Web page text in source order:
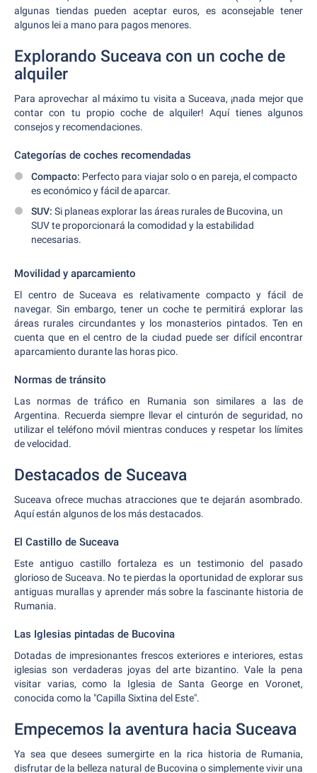
algunas tiendas pueden aceptar euros, es aconsejable tener
algunos lei a mano para pagos menores.
Explorando Suceava con un coche de
alquiler
Para aprovechar al máximo tu visita a Suceava, ¡nada mejor que
contar con tu propio coche de alquiler! Aquí tienes algunos
consejos y recomendaciones.
Categorías de coches recomendadas
Compacto: Perfecto para viajar solo o en pareja, el compacto
es económico y fácil de aparcar.
SUV: Si planeas explorar las áreas rurales de Bucovina, un
SUV te proporcionará la comodidad y la estabilidad
necesarias.
Movilidad y aparcamiento
El centro de Suceava es relativamente compacto y fácil de
navegar. Sin embargo, tener un coche te permitirá explorar las
áreas rurales circundantes y los monasterios pintados. Ten en
cuenta que en el centro de la ciudad puede ser difícil encontrar
aparcamiento durante las horas pico.
Normas de tránsito
Las normas de tráfico en Rumania son similares a las de
Argentina. Recuerda siempre llevar el cinturón de seguridad, no
utilizar el teléfono móvil mientras conduces y respetar los límites
de velocidad.
Destacados de Suceava
Suceava ofrece muchas atracciones que te dejarán asombrado.
Aquí están algunos de los más destacados.
El Castillo de Suceava
Este antiguo castillo fortaleza es un testimonio del pasado
glorioso de Suceava. No te pierdas la oportunidad de explorar sus
antiguas murallas y aprender más sobre la fascinante historia de
Rumania.
Las Iglesias pintadas de Bucovina
Dotadas de impresionantes frescos exteriores e interiores, estas
iglesias son verdaderas joyas del arte bizantino. Vale la pena
visitar varias, como la Iglesia de Santa George en Voronet,
conocida como la "Capilla Sixtina del Este".
Empecemos la aventura hacia Suceava
Ya sea que desees sumergirte en la rica historia de Rumania,
disfrutar de la belleza natural de Bucovina o simplemente vivir una